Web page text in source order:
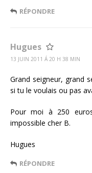
RÉPONDRE
Hugues
13 JUIN 2011 Á 20 H 38 MIN
Grand seigneur, grand
si tu le voulais ou pas
Pour moi à 250
impossible cher B.
Hugues
RÉPONDRE